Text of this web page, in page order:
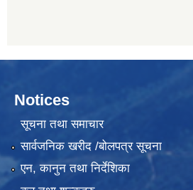
Notices
सूचना तथा समाचार
सार्वजनिक खरीद /बोलपत्र सूचना
एन, कानुन तथा निर्देशिका